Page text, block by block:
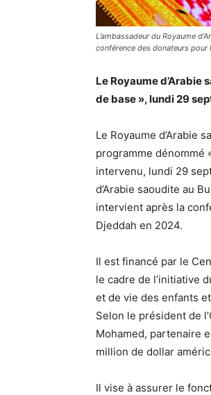
L’ambassadeur du Royaume
conférence des donateurs pour
Le Royaume d’Arabie
de base », lundi 29
Le Royaume d’Arabie
programme dénommé
intervenu, lundi 29
d’Arabie saoudite au
intervient après la
Djeddah en 2024.
Il est financé par le
le cadre de l’initiative
et de vie des enfants
Selon le président de
Mohamed, partenaire
million de dollar
Il vise à assurer le